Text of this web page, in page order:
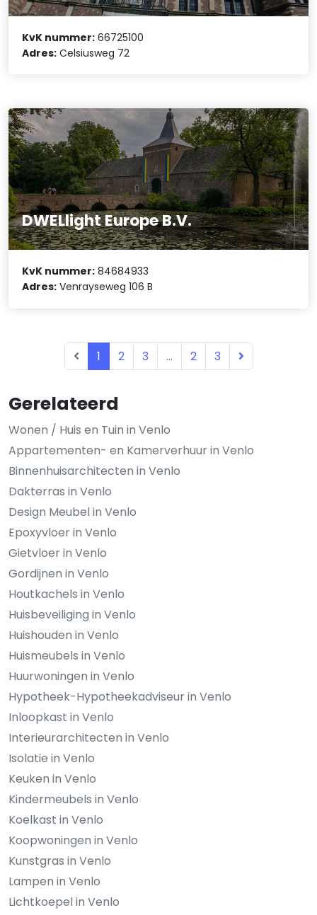
Gerelateerd
Wonen / Huis en Tuin in Venlo
Appartementen- en Kamerverhuur in Venlo
Binnenhuisarchitecten in Venlo
Dakterras in Venlo
Design Meubel in Venlo
Epoxyvloer in Venlo
Gietvloer in Venlo
Gordijnen in Venlo
Houtkachels in Venlo
Huisbeveiliging in Venlo
Huishouden in Venlo
Huismeubels in Venlo
Huurwoningen in Venlo
Hypotheek-Hypotheekadviseur in Venlo
Inloopkast in Venlo
Interieurarchitecten in Venlo
Isolatie in Venlo
Keuken in Venlo
Kindermeubels in Venlo
Koelkast in Venlo
Koopwoningen in Venlo
Kunstgras in Venlo
Lampen in Venlo
Lichtkoepel in Venlo
KvK nummer: 66725100
Adres: Celsiusweg 72
DWELlight Europe B.V.
KvK nummer: 84684933
Adres: Venrayseweg 106 B
1 2 3 ... 2 3